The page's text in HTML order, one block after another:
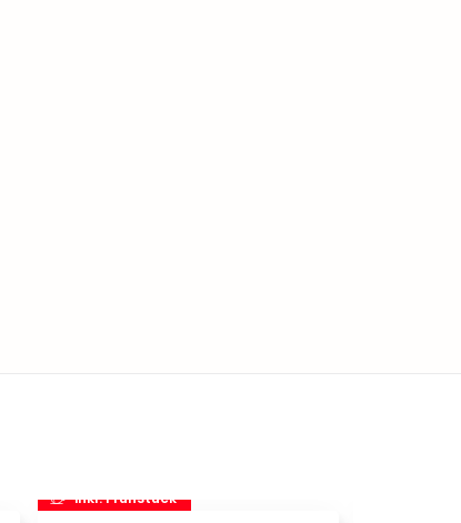
inkl. Frühstück